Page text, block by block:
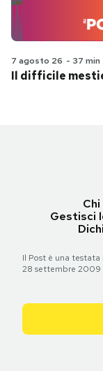
7 agosto 26 - 37 min
Il difficile
Gestisci
Il Post è una
28 settembre 2009